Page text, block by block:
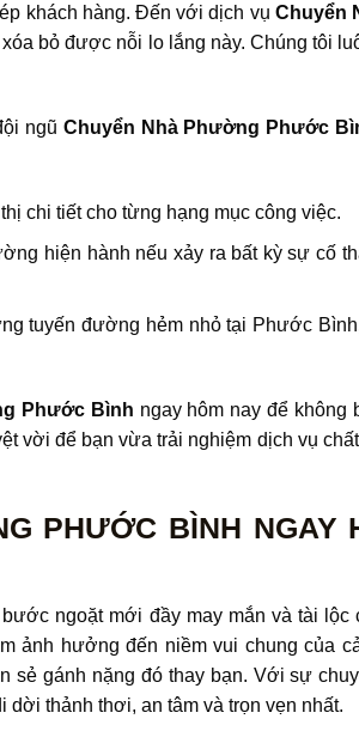
khách hàng. Đến với dịch vụ Chuyển
bỏ được nỗi lo lắng này. Chúng tôi
ngũ Chuyển Nhà Phường Phước
chi tiết cho từng hạng mục công việc.
hiện hành nếu xảy ra bất kỳ sự cố
tuyến đường hẻm nhỏ tại Phước
Phước Bình ngay hôm nay để
vời để bạn vừa trải nghiệm dịch vụ
PHƯỚC BÌNH NGAY
ngoặt mới đầy may mắn và tài lộc
ảnh hưởng đến niềm vui chung của
sẻ gánh nặng đó thay bạn. Với sự
dời thảnh thơi, an tâm và trọn vẹn nhất.